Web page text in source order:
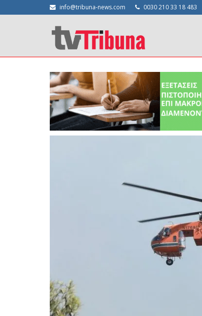
info@tribuna-news.com 0030 210 33 18 483